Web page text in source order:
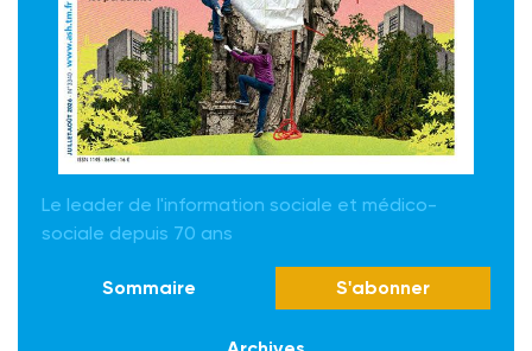
Le leader de l'information sociale et médico-
sociale depuis 70 ans
Sommaire S'abonner